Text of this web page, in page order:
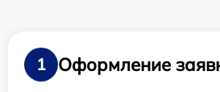
1
Оформление